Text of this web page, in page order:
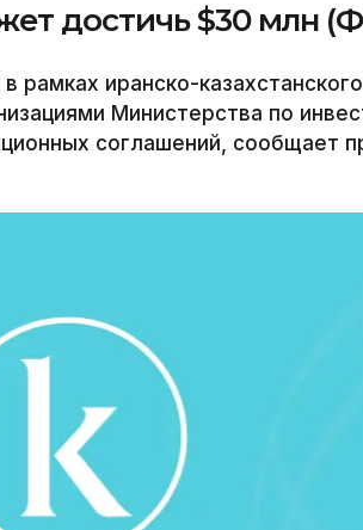
достичь $30 млн
иранско-
Министерства по
соглашений, сообщает